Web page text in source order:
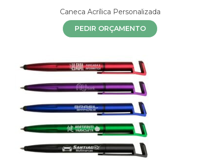
Caneca Acrílica Personalizada
PEDIR ORÇAMENTO